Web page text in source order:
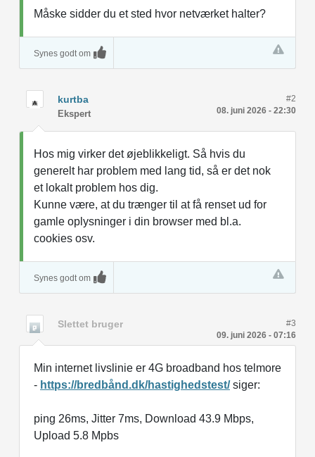
Måske sidder du et sted hvor netværket halter?
Synes godt om
kurtba
Ekspert 08. juni 2026 - 22:30
#2
Hos mig virker det øjeblikkeligt. Så hvis du
generelt har problem med lang tid, så er det nok
et lokalt problem hos dig.
Kunne være, at du trænger til at få renset ud for
gamle oplysninger i din browser med bl.a.
cookies osv.
Synes godt om
Slettet bruger
09. juni 2026 - 07:16
#3
Min internet livslinie er 4G broadband hos telmore
- https://bredbånd.dk/hastighedstest/siger:
ping 26ms, Jitter 7ms, Download 43.9 Mbps,
Upload 5.8 Mpbs